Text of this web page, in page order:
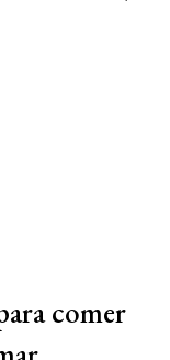
comer